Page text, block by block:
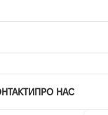
ПРО НАС